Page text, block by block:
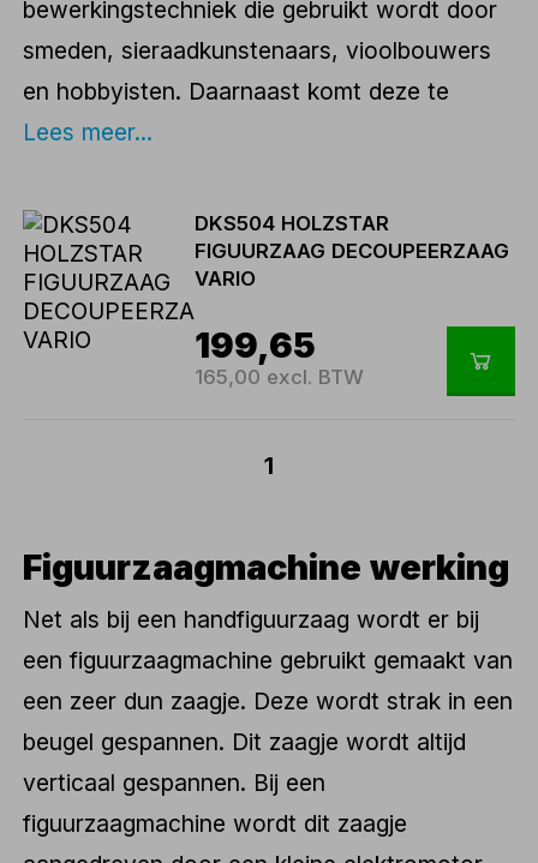
bewerkingstechniek die gebruikt wordt door
smeden, sieraadkunstenaars, vioolbouwers
en hobbyisten. Daarnaast komt deze te
Lees meer...
DKS504 HOLZSTAR
FIGUURZAAG DECOUPEERZAAG
VARIO
199,65
165,00 excl. BTW
1
Figuurzaagmachine werking
Net als bij een handfiguurzaag wordt er bij
een figuurzaagmachine gebruikt gemaakt van
een zeer dun zaagje. Deze wordt strak in een
beugel gespannen. Dit zaagje wordt altijd
verticaal gespannen. Bij een
figuurzaagmachine wordt dit zaagje